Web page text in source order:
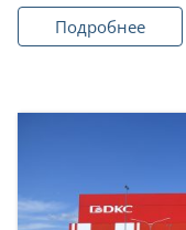
Подробнее